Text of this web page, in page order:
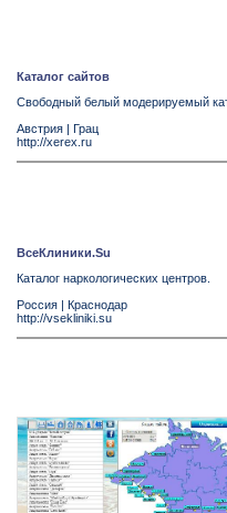
Каталог сайтов
Свободный белый модерируемый
Австрия | Грац
http://xerex.ru
ВсеКлиники.Su
Каталог наркологических центров.
Россия | Краснодар
http://vsekliniki.su